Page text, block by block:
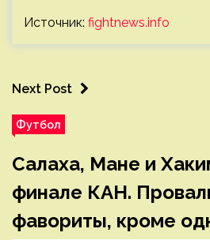
Источник: fightnews.info
Next Post
Футбол
Салаха, Мане и
финале КАН.
фавориты, кроме